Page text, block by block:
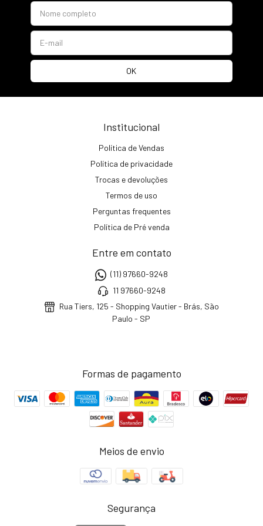
Institucional
Política de Vendas
Política de privacidade
Trocas e devoluções
Termos de uso
Perguntas frequentes
Política de Pré venda
Entre em contato
(11) 97660-9248
11 97660-9248
Rua Tiers, 125 - Shopping Vautier - Brás, São
Paulo - SP
Formas de pagamento
Meios de envio
Segurança